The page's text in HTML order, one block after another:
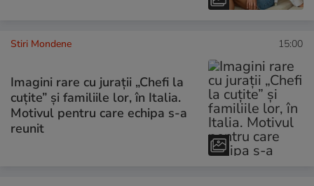
Stiri Mondene 15:00
Imagini rare cu jurații „Chefi la
cuțite” și familiile lor, în Italia.
Motivul pentru care echipa s-a
reunit